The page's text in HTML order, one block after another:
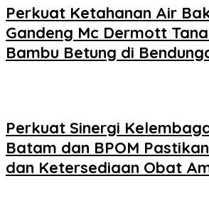
Perkuat Ketahanan Air
Gandeng Mc Dermott
Bambu Betung di
Perkuat Sinergi
Batam dan BPOM
dan Ketersediaan Obat